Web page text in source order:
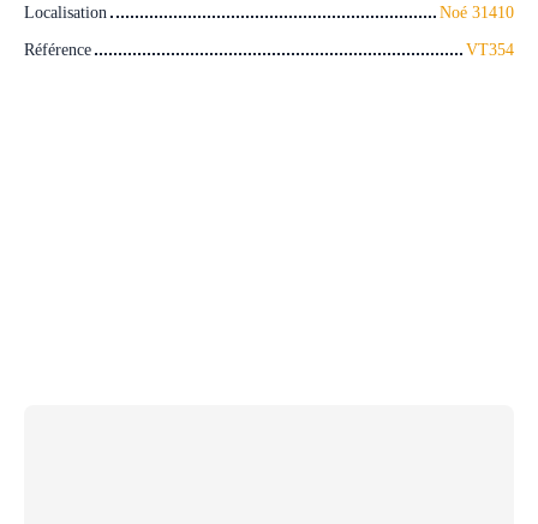
Localisation
Noé 31410
Référence
VT354